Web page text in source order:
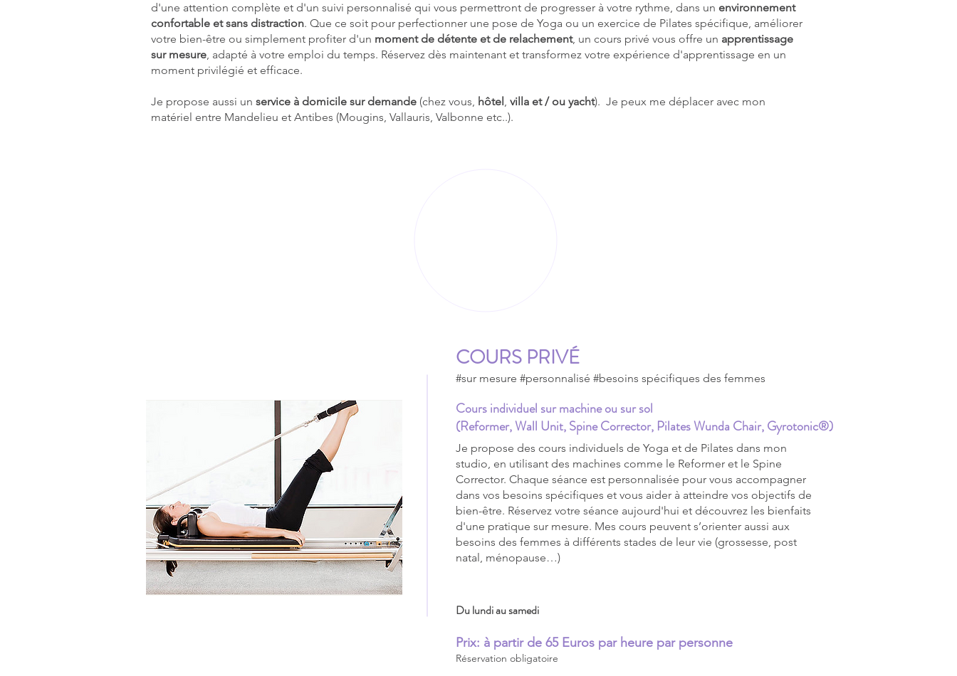
d'une attention complète et d'un suivi personnalisé qui vous permettront de progresser à votre rythme, dans un environnement
confortable et sans distraction. Que ce soit pour perfectionner une pose de Yoga ou un exercice de Pilates spécifique, améliorer
votre bien-être ou simplement profiter d'un moment de détente et de relachement, un cours privé vous offre un apprentissage
sur mesure, adapté à votre emploi du temps. Réservez dès maintenant et transformez votre expérience d'apprentissage en un
moment privilégié et efficace.
Je propose aussi un service à domicile sur demande (chez vous, hôtel, villa et / ou yacht). Je peux me déplacer avec mon
matériel entre Mandelieu et Antibes (Mougins, Vallauris, Valbonne etc..).
COURS PRIVÉ
#sur mesure #personnalisé #besoins spécifiques des femmes
Cours individuel sur machine ou sur sol
(Reformer, Wall Unit, Spine Corrector, Pilates Wunda Chair, Gyrotonic®)
Je propose des cours individuels de Yoga et de Pilates dans mon
studio, en utilisant des machines comme le Reformer et le Spine
Corrector. Chaque séance est personnalisée pour vous accompagner
dans vos besoins spécifiques et vous aider à atteindre vos objectifs de
bien-être. Réservez votre séance aujourd'hui et découvrez les bienfaits
d'une pratique sur mesure. Mes cours peuvent s’orienter aussi aux
besoins des femmes à différents stades de leur vie (grossesse, post
natal, ménopause…)
Du lundi au samedi
Prix: à partir de 65 Euros par heure par personne
Réservation obligatoire